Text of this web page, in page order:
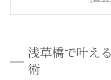
理想の美を目指
浅草橋で叶え
術